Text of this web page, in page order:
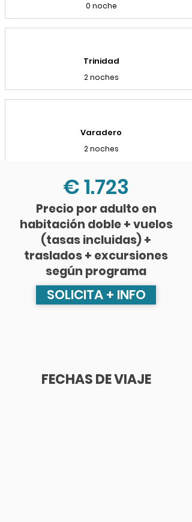
0 noche
Trinidad
2 noches
Varadero
2 noches
€ 1.723
Precio por adulto en
habitación doble + vuelos
(tasas incluidas) +
traslados + excursiones
según programa
SOLICITA + INFO
FECHAS DE VIAJE